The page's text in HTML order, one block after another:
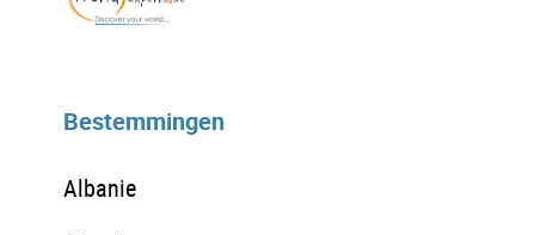
Bestemmingen
Albanie